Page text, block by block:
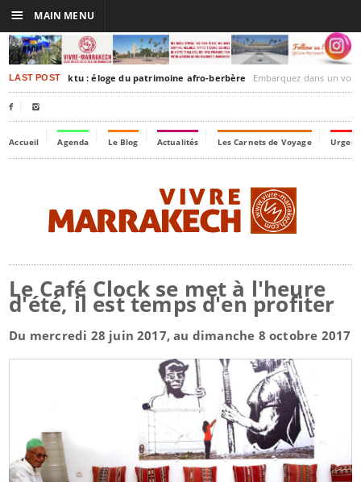
LAST POSTTimbuktu : éloge du patrimoine afro-berbère Embarquez dans un voyage culturel dans le
 
Accueil Agenda Le Blog Actualités Les Carnets de Voyage
Le Café Clock se met à l'heure
d'été, il est temps d'en profiter
Du mercredi 28 juin 2017, au dimanche 8 octobre 2017
☰ MAIN MENU